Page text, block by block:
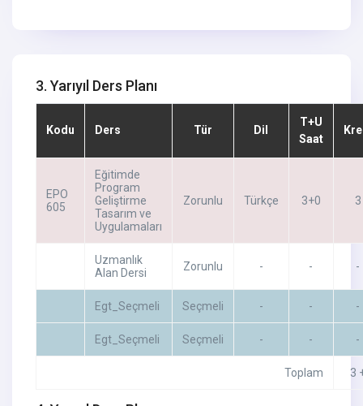
3. Yarıyıl Ders Planı
Kodu Ders Tür Dil
T+U
Saat
EPO
605
Eğitimde
Program
Geliştirme
Tasarım ve
Uygulamaları
Zorunlu Türkçe 3+0 3
Uzmanlık
Alan Dersi
Zorunlu - - -
Egt_Seçmeli Seçmeli - - -
Egt_Seçmeli Seçmeli - - -
Toplam 3